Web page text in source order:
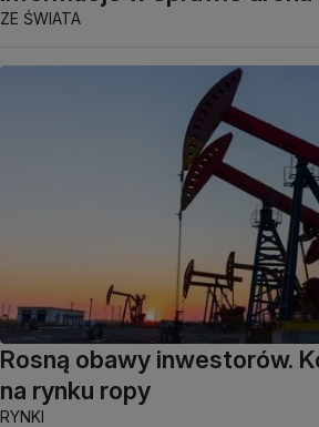
ZE ŚWIATA
Rosną obawy inwestorów.
na rynku ropy
RYNKI